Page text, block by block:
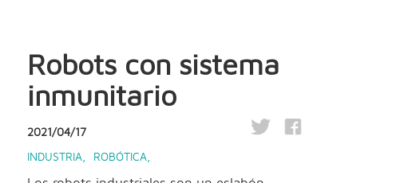
Robots con sistema
inmunitario
2021/04/17
INDUSTRIA, ROBÓTICA,